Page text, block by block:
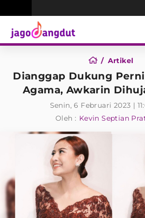
Artikel
Dianggap Dukung
Agama, Awkarin
Senin, 6 Februari 2023 |
Oleh : Kevin Septian